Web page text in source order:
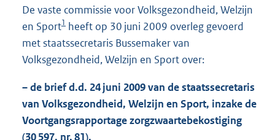
0
6
K
De vaste commissie voor Volksgezondheid, Welzijn
en Sport1 heeft op 30 juni 2009 overleg gevoerd
met staatssecretaris Bussemaker van
Volksgezondheid, Welzijn en Sport over:
– de brief d.d. 24 juni 2009 van de staatssecretaris
van Volksgezondheid, Welzijn en Sport, inzake de
Voortgangsrapportage zorgzwaartebekostiging
(30 597, nr. 81).